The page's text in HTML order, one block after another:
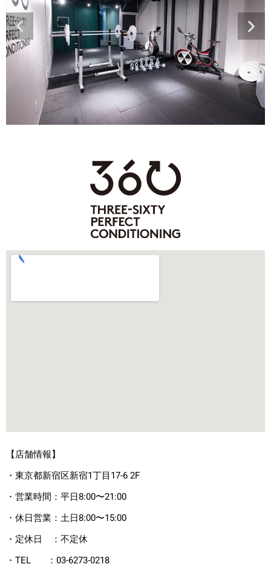
【店舗情報】
・東京都新宿区新宿1丁目17-6 2F
・営業時間：平日8:00〜21:00
・休日営業：土日8:00〜15:00
・定休日 ：不定休
・TEL ：03-6273-0218